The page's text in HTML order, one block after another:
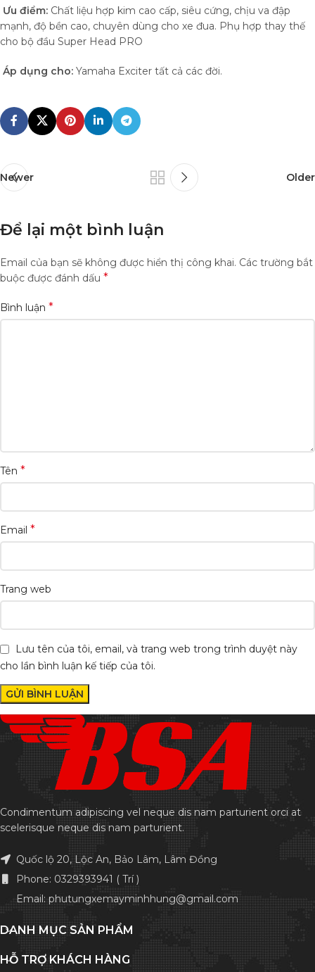
Ưu điểm: Chất liệu hợp kim cao cấp, siêu cứng, chịu va đập
mạnh, độ bền cao, chuyên dùng cho xe đua. Phụ hợp thay thế
cho bộ đầu Super Head PRO
Áp dụng cho: Yamaha Exciter tất cả các đời.
Newer Older
Để lại một bình luận
Email của bạn sẽ không được hiển thị công khai. Các trường bắt
buộc được đánh dấu *
Bình luận *
Tên *
Email *
Trang web
Lưu tên của tôi, email, và trang web trong trình duyệt này
cho lần bình luận kế tiếp của tôi.
Condimentum adipiscing vel neque dis nam parturient orci at
scelerisque neque dis nam parturient.
Quốc lộ 20, Lộc An, Bảo Lâm, Lâm Đồng
Phone: 0329393941 ( Trí )
Email: phutungxemayminhhung@gmail.com
DANH MỤC SẢN PHẨM
HỖ TRỢ KHÁCH HÀNG